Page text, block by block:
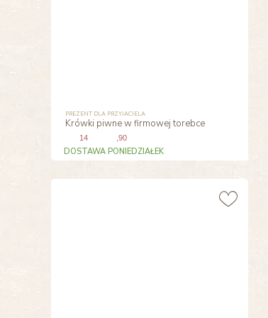
PREZENT DLA PRZYJACIELA
Krówki piwne w firmowej torebce
14 ,90
DOSTAWA PONIEDZIAŁEK